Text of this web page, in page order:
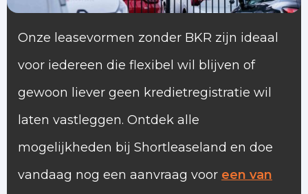
Onze leasevormen zonder BKR zijn ideaal
voor iedereen die flexibel wil blijven of
gewoon liever geen kredietregistratie wil
laten vastleggen. Ontdek alle
mogelijkheden bij Shortleaseland en doe
vandaag nog een aanvraag voor een van